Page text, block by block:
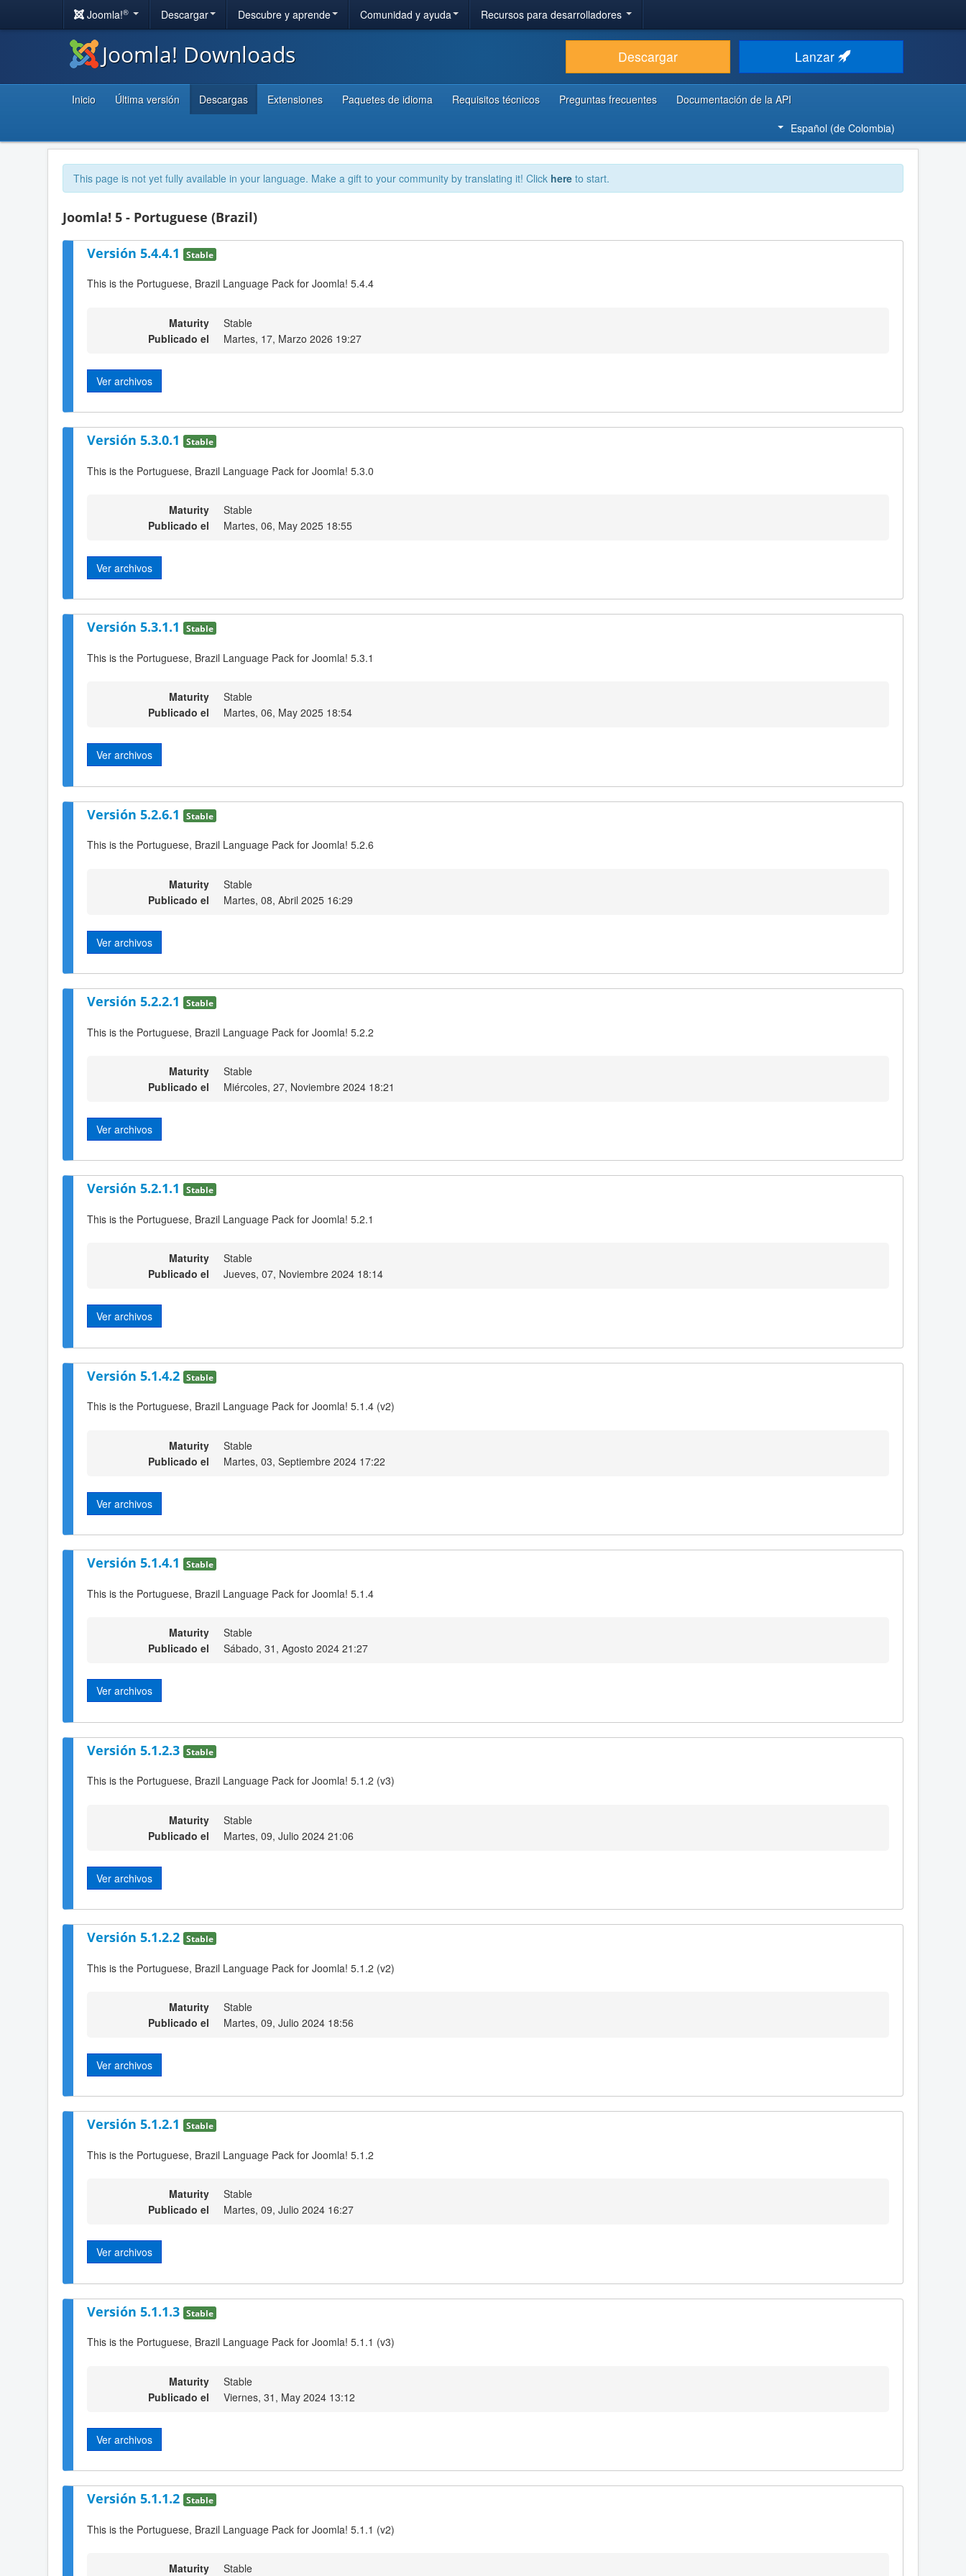
Joomla!® Descargar Descubre y aprende Comunidad y ayuda Recursos para desarrolladores
Joomla! Downloads Descargar Lanzar
Inicio Última versión Descargas Extensiones Paquetes de idioma Requisitos técnicos Preguntas frecuentes
Documentación de la API
Español (de Colombia)
This page is not yet fully available in your language. Make a gift to your community by translating it! Click here to start.
Joomla! 5 - Portuguese (Brazil)
Versión 5.4.4.1 Stable
This is the Portuguese, Brazil Language Pack for Joomla! 5.4.4
Maturity
Stable
Publicado el
Martes, 17, Marzo 2026 19:27
Ver archivos
Versión 5.3.0.1 Stable
This is the Portuguese, Brazil Language Pack for Joomla! 5.3.0
Maturity
Stable
Publicado el
Martes, 06, May 2025 18:55
Ver archivos
Versión 5.3.1.1 Stable
This is the Portuguese, Brazil Language Pack for Joomla! 5.3.1
Maturity
Stable
Publicado el
Martes, 06, May 2025 18:54
Ver archivos
Versión 5.2.6.1 Stable
This is the Portuguese, Brazil Language Pack for Joomla! 5.2.6
Maturity
Stable
Publicado el
Martes, 08, Abril 2025 16:29
Ver archivos
Versión 5.2.2.1 Stable
This is the Portuguese, Brazil Language Pack for Joomla! 5.2.2
Maturity
Stable
Publicado el
Miércoles, 27, Noviembre 2024 18:21
Ver archivos
Versión 5.2.1.1 Stable
This is the Portuguese, Brazil Language Pack for Joomla! 5.2.1
Maturity
Stable
Publicado el
Jueves, 07, Noviembre 2024 18:14
Ver archivos
Versión 5.1.4.2 Stable
This is the Portuguese, Brazil Language Pack for Joomla! 5.1.4 (v2)
Maturity
Stable
Publicado el
Martes, 03, Septiembre 2024 17:22
Ver archivos
Versión 5.1.4.1 Stable
This is the Portuguese, Brazil Language Pack for Joomla! 5.1.4
Maturity
Stable
Publicado el
Sábado, 31, Agosto 2024 21:27
Ver archivos
Versión 5.1.2.3 Stable
This is the Portuguese, Brazil Language Pack for Joomla! 5.1.2 (v3)
Maturity
Stable
Publicado el
Martes, 09, Julio 2024 21:06
Ver archivos
Versión 5.1.2.2 Stable
This is the Portuguese, Brazil Language Pack for Joomla! 5.1.2 (v2)
Maturity
Stable
Publicado el
Martes, 09, Julio 2024 18:56
Ver archivos
Versión 5.1.2.1 Stable
This is the Portuguese, Brazil Language Pack for Joomla! 5.1.2
Maturity
Stable
Publicado el
Martes, 09, Julio 2024 16:27
Ver archivos
Versión 5.1.1.3 Stable
This is the Portuguese, Brazil Language Pack for Joomla! 5.1.1 (v3)
Maturity
Stable
Publicado el
Viernes, 31, May 2024 13:12
Ver archivos
Versión 5.1.1.2 Stable
This is the Portuguese, Brazil Language Pack for Joomla! 5.1.1 (v2)
Maturity Stable